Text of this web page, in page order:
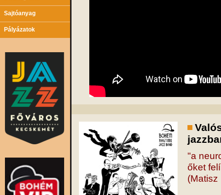
Sajtóanyag
Pályázatok
"a
őket
(Matisz